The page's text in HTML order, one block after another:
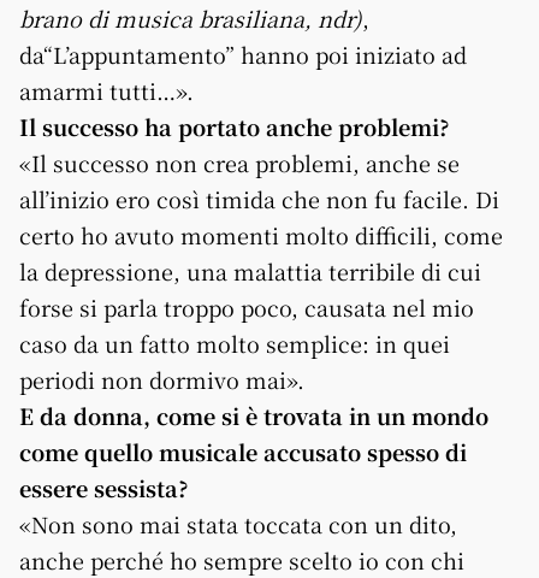
brano di musica brasiliana, ndr),
da“L’appuntamento” hanno poi iniziato ad
amarmi tutti…».
Il successo ha portato anche problemi?
«Il successo non crea problemi, anche se
all’inizio ero così timida che non fu facile. Di
certo ho avuto momenti molto difficili, come
la depressione, una malattia terribile di cui
forse si parla troppo poco, causata nel mio
caso da un fatto molto semplice: in quei
periodi non dormivo mai».
E da donna, come si è trovata in un mondo
come quello musicale accusato spesso di
essere sessista?
«Non sono mai stata toccata con un dito,
anche perché ho sempre scelto io con chi